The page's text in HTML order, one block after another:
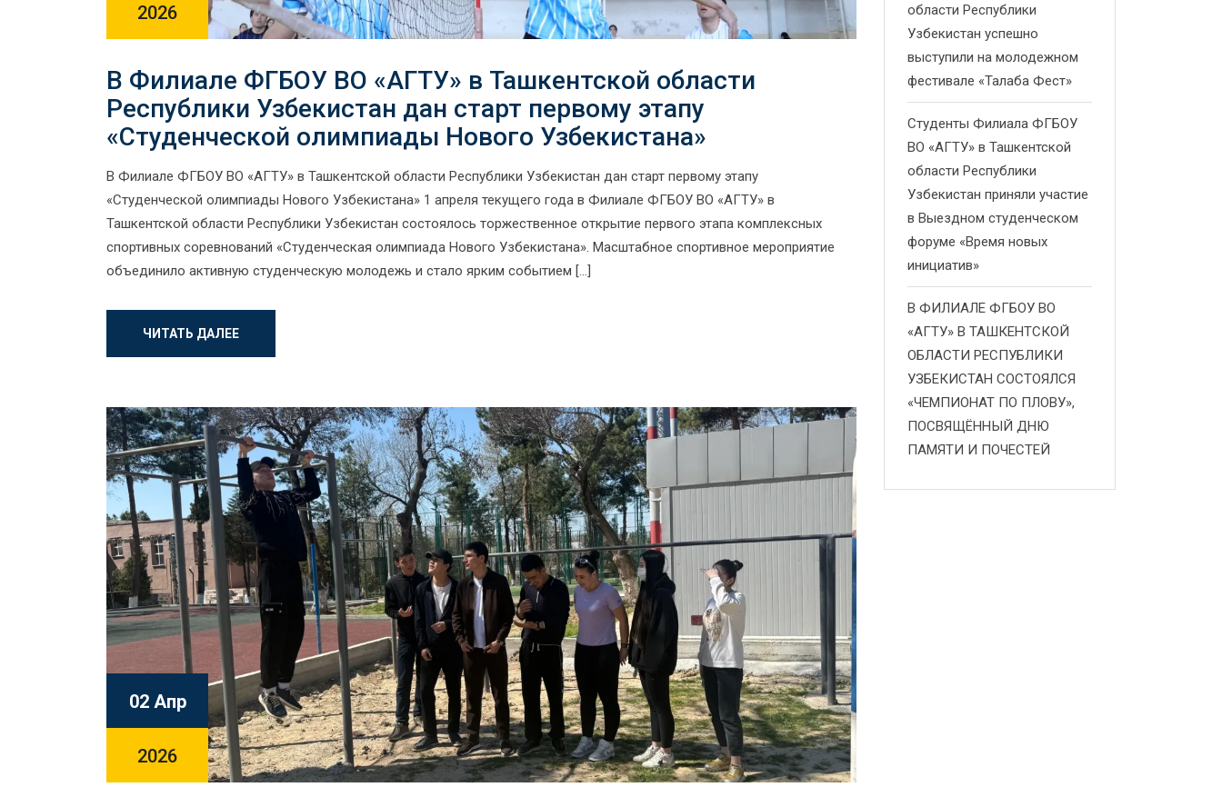
2026
В Филиале ФГБОУ ВО «АГТУ» в Ташкентской области
Республики Узбекистан дан старт первому этапу
«Студенческой олимпиады Нового Узбекистана»
В Филиале ФГБОУ ВО «АГТУ» в Ташкентской области Республики Узбекистан дан старт первому этапу
«Студенческой олимпиады Нового Узбекистана» 1 апреля текущего года в Филиале ФГБОУ ВО «АГТУ» в
Ташкентской области Республики Узбекистан состоялось торжественное открытие первого этапа комплексных
спортивных соревнований «Студенческая олимпиада Нового Узбекистана». Масштабное спортивное мероприятие
объединило активную студенческую молодежь и стало ярким событием […]
ЧИТАТЬ ДАЛЕЕ
02 Апр
2026
области Республики
Узбекистан успешно
выступили на молодежном
фестивале «Талаба Фест»
Студенты Филиала ФГБОУ
ВО «АГТУ» в Ташкентской
области Республики
Узбекистан приняли участие
в Выездном студенческом
форуме «Время новых
инициатив»
В ФИЛИАЛЕ ФГБОУ ВО
«АГТУ» В ТАШКЕНТСКОЙ
ОБЛАСТИ РЕСПУБЛИКИ
УЗБЕКИСТАН СОСТОЯЛСЯ
«ЧЕМПИОНАТ ПО ПЛОВУ»,
ПОСВЯЩЁННЫЙ ДНЮ
ПАМЯТИ И ПОЧЕСТЕЙ